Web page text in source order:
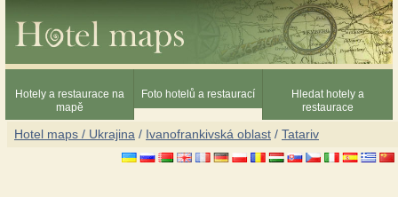
Hotely a restaurace na
mapě
Foto hotelů a restaurací
Hledat hotely a
restaurace
Hotel maps / Ukrajina / Ivanofrankivská oblast / Tatariv